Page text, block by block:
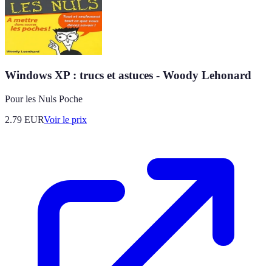
Windows XP : trucs et astuces - Woody Lehonard
Pour les Nuls Poche
2.79 EURVoir le prix